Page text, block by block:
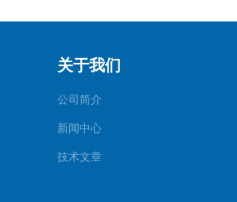
关于我们
公司简介
新闻中心
技术文章